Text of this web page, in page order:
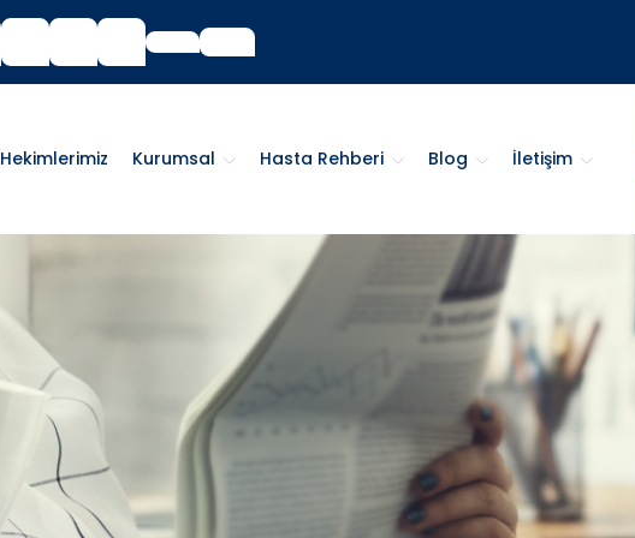
Hekimlerimiz Kurumsal Hasta Rehberi Blog İletişim